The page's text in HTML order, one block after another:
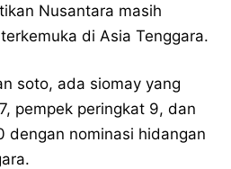
Nusantara masih
di Asia Tenggara.
soto, ada siomay yang
pempek peringkat 9, dan
dengan nominasi hidangan